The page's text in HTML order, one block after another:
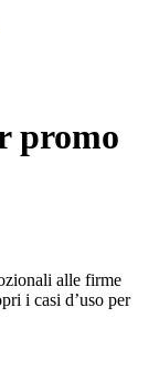
promo
alle firme
i casi d’uso per